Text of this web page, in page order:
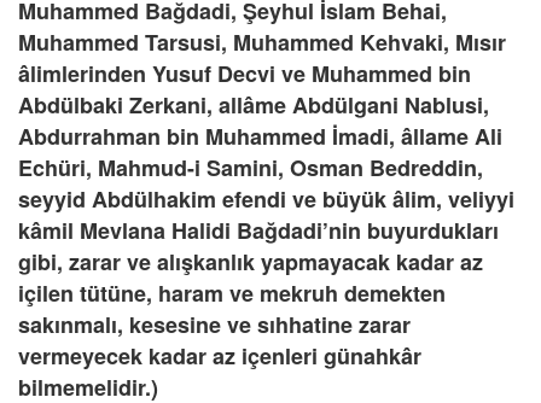
Muhammed Bağdadi, Şeyhul İslam Behai,
Muhammed Tarsusi, Muhammed Kehvaki, Mısır
âlimlerinden Yusuf Decvi ve Muhammed bin
Abdülbaki Zerkani, allâme Abdülgani Nablusi,
Abdurrahman bin Muhammed İmadi, âllame Ali
Echüri, Mahmud-i Samini, Osman Bedreddin,
seyyid Abdülhakim efendi ve büyük âlim, veliyyi
kâmil Mevlana Halidi Bağdadi’nin buyurdukları
gibi, zarar ve alışkanlık yapmayacak kadar az
içilen tütüne, haram ve mekruh demekten
sakınmalı, kesesine ve sıhhatine zarar
vermeyecek kadar az içenleri günahkâr
bilmemelidir.)